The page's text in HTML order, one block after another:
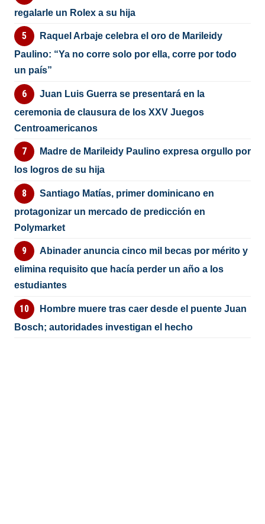
regalarle un Rolex a su hija
Raquel Arbaje celebra el oro de Marileidy
Paulino: “Ya no corre solo por ella, corre por todo
un país”
Juan Luis Guerra se presentará en la
ceremonia de clausura de los XXV Juegos
Centroamericanos
Madre de Marileidy Paulino expresa orgullo por
los logros de su hija
Santiago Matías, primer dominicano en
protagonizar un mercado de predicción en
Polymarket
Abinader anuncia cinco mil becas por mérito y
elimina requisito que hacía perder un año a los
estudiantes
Hombre muere tras caer desde el puente Juan
Bosch; autoridades investigan el hecho